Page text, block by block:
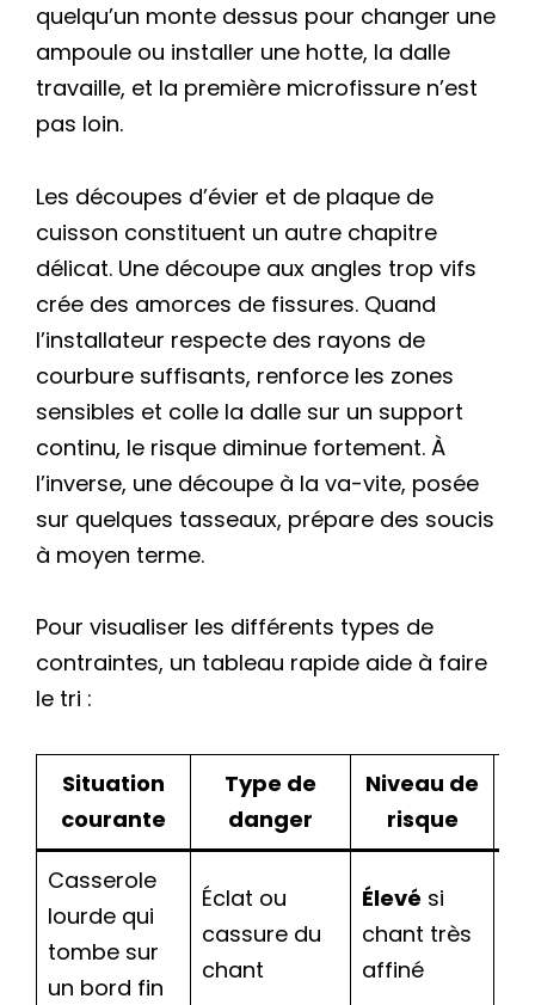
quelqu’un monte dessus pour changer une
ampoule ou installer une hotte, la dalle
travaille, et la première microfissure n’est
pas loin.
Les découpes d’évier et de plaque de
cuisson constituent un autre chapitre
délicat. Une découpe aux angles trop vifs
crée des amorces de fissures. Quand
l’installateur respecte des rayons de
courbure suffisants, renforce les zones
sensibles et colle la dalle sur un support
continu, le risque diminue fortement. À
l’inverse, une découpe à la va-vite, posée
sur quelques tasseaux, prépare des soucis
à moyen terme.
Pour visualiser les différents types de
contraintes, un tableau rapide aide à faire
le tri :
Situation
courante
Type de
danger
Niveau de
risque
Casserole
lourde qui
tombe sur
un bord fin
Éclat ou
cassure du
chant
Élevé si
chant très
affiné